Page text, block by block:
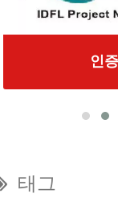
인증서
태그